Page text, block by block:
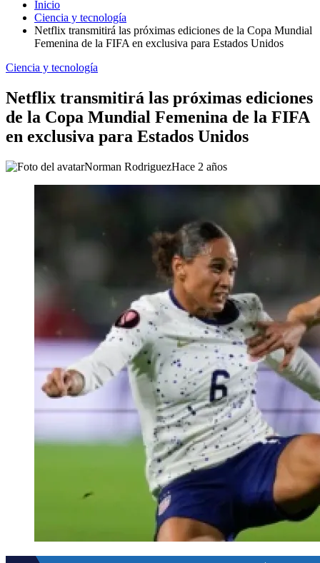
Inicio
Ciencia y tecnología
Netflix transmitirá las próximas ediciones de la Copa Mundial
Femenina de la FIFA en exclusiva para Estados Unidos
Ciencia y tecnología
Netflix transmitirá las próximas ediciones
de la Copa Mundial Femenina de la FIFA
en exclusiva para Estados Unidos
Norman RodriguezHace 2 años